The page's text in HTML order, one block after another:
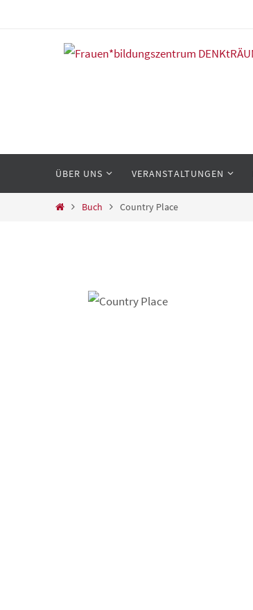
springen
ÜBER UNS VERANSTALTUNGEN
StartBuch Country Place